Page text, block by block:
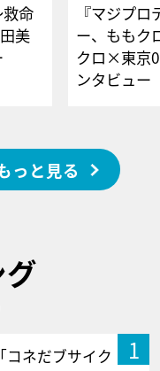
救命
美
ー
『マジプロ
ー、ももク
クロ×東京
ンタビュー
っと見る
1
コネだブサイク